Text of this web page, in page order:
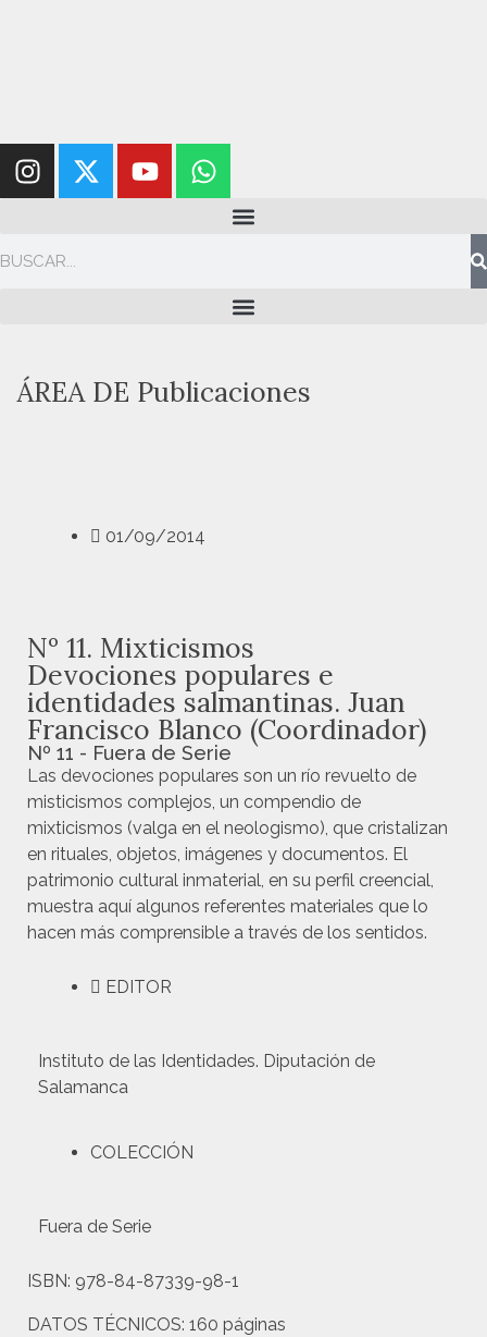
ÁREA DE Publicaciones
01/09/2014
Nº 11. Mixticismos
Devociones populares e
identidades salmantinas. Juan
Francisco Blanco (Coordinador)
Nº 11 - Fuera de Serie
Las devociones populares son un río revuelto de
misticismos complejos, un compendio de
mixticismos (valga en el neologismo), que cristalizan
en rituales, objetos, imágenes y documentos. El
patrimonio cultural inmaterial, en su perfil creencial,
muestra aquí algunos referentes materiales que lo
hacen más comprensible a través de los sentidos.
EDITOR
Instituto de las Identidades. Diputación de
Salamanca
COLECCIÓN
Fuera de Serie
ISBN: 978-84-87339-98-1
DATOS TÉCNICOS: 160 páginas